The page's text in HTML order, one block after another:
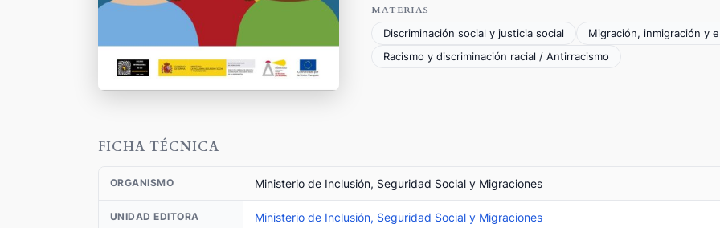
MATERIAS
Discriminación social y justicia social
Migración, inmigración y
Racismo y discriminación racial / Antirracismo
FICHA TÉCNICA
ORGANISMO Ministerio de Inclusión, Seguridad Social y Migraciones
UNIDAD EDITORA Ministerio de Inclusión, Seguridad Social y Migraciones